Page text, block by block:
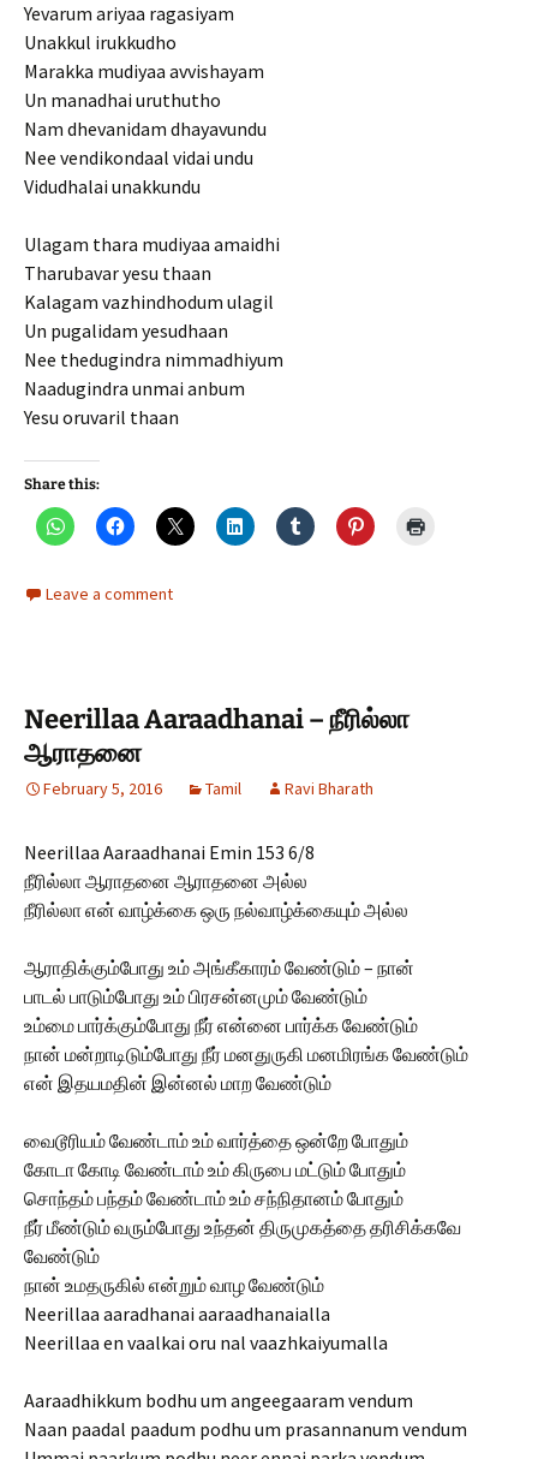
Yevarum ariyaa ragasiyam
Unakkul irukkudho
Marakka mudiyaa avvishayam
Un manadhai uruthutho
Nam dhevanidam dhayavundu
Nee vendikondaal vidai undu
Vidudhalai unakkundu
Ulagam thara mudiyaa amaidhi
Tharubavar yesu thaan
Kalagam vazhindhodum ulagil
Un pugalidam yesudhaan
Nee thedugindra nimmadhiyum
Naadugindra unmai anbum
Yesu oruvaril thaan
Share this:
Leave a comment
Neerillaa Aaraadhanai – நீரில்லா
ஆராதனை
February 5, 2016 Tamil Ravi Bharath
Neerillaa Aaraadhanai Emin 153 6/8
நீரில்லா ஆராதனை ஆராதனை அல்ல
நீரில்லா என் வாழ்க்கை ஒரு நல்வாழ்க்கையும் அல்ல
ஆராதிக்கும்போது உம் அங்கீகாரம் வேண்டும் – நான்
பாடல் பாடும்போது உம் பிரசன்னமும் வேண்டும்
உம்மை பார்க்கும்போது நீர் என்னை பார்க்க வேண்டும்
நான் மன்றாடிடும்போது நீர் மனதுருகி மனமிரங்க வேண்டும்
என் இதயமதின் இன்னல் மாற வேண்டும்
வைடூரியம் வேண்டாம் உம் வார்த்தை ஒன்றே போதும்
கோடா கோடி வேண்டாம் உம் கிருபை மட்டும் போதும்
சொந்தம் பந்தம் வேண்டாம் உம் சந்நிதானம் போதும்
நீர் மீண்டும் வரும்போது உந்தன் திருமுகத்தை தரிசிக்கவே
வேண்டும்
நான் உமதருகில் என்றும் வாழ வேண்டும்
Neerillaa aaradhanai aaraadhanaialla
Neerillaa en vaalkai oru nal vaazhkaiyumalla
Aaraadhikkum bodhu um angeegaaram vendum
Naan paadal paadum podhu um prasannanum vendum